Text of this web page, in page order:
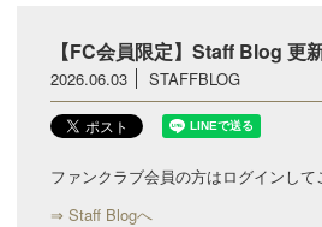
【FC会員限定】Staff Blog 更
2026.06.03 STAFFBLOG
ファンクラブ会員の方はログインして
⇒ Staff Blogへ